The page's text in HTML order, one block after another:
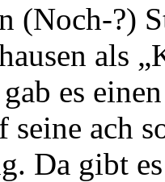
(Noch-?)
als
es
seine ach
Da gibt